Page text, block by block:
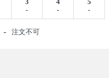
3
-
4
-
5
-
- 注文不可